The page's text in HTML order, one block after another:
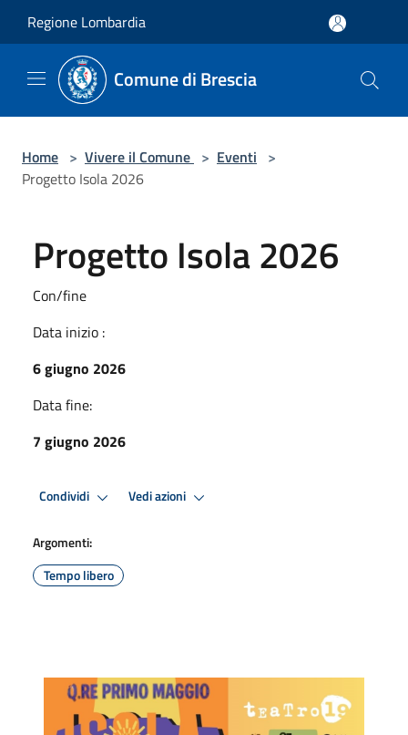
Regione Lombardia
Comune di Brescia
Home > Vivere il Comune > Eventi >
Progetto Isola 2026
Progetto Isola 2026
Con/fine
Data inizio :
6 giugno 2026
Data fine:
7 giugno 2026
Condividi Vedi azioni
Argomenti:
Tempo libero